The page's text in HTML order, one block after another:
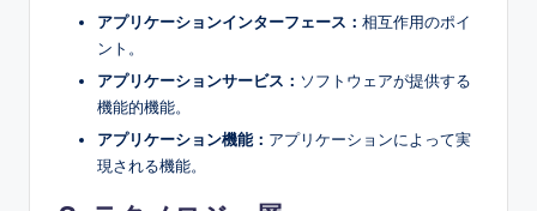
アプリケーションインターフェース： 相互作用のポイ
ント。
アプリケーションサービス： ソフトウェアが提供する
機能的機能。
アプリケーション機能： アプリケーションによって実
現される機能。